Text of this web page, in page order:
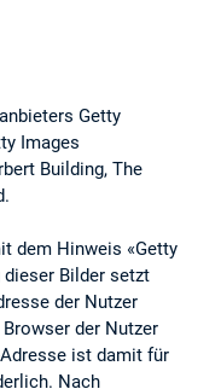
Getty
Images
Building, The
dem Hinweis «Getty
dieser Bilder setzt
der Nutzer
der Nutzer
ist damit für
Nach